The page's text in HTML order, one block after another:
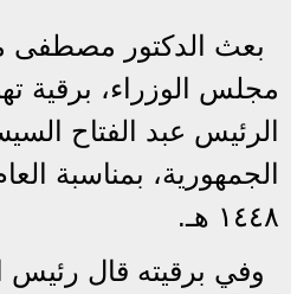
بعث الدكتور مصطفى
مجلس الوزراء، برقية
الرئيس عبد الفتاح
الجمهورية، بمناسبة
١٤٤٨ هـ.
وفي برقيته قال رئيس